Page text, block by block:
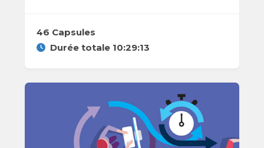
46 Capsules
Durée totale 10:29:13